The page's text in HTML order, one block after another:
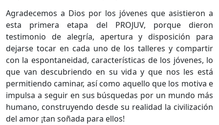
Agradecemos a Dios por los jóvenes que asistieron a
esta primera etapa del PROJUV, porque dieron
testimonio de alegría, apertura y disposición para
dejarse tocar en cada uno de los talleres y compartir
con la espontaneidad, características de los jóvenes, lo
que van descubriendo en su vida y que nos les está
permitiendo caminar, así como aquello que los motiva e
impulsa a seguir en sus búsquedas por un mundo más
humano, construyendo desde su realidad la civilización
del amor ¡tan soñada para ellos!